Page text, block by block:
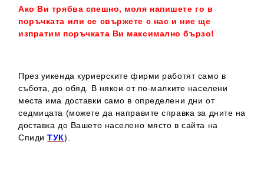
Ако Ви трябва спешно, моля напишете го в
поръчката или се свържете с нас и ние ще
изпратим поръчката Ви максимално бързо!
През уикенда куриерските фирми работят само в
събота, до обяд. В някои от по-малките населени
места има доставки само в определени дни от
седмицата (можете да направите справка за дните на
доставка до Вашето населено място в сайта на
СпидиТУК).